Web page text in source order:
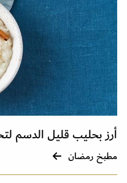
أرز بحليب قليل الدسم
مطبخ رمضان